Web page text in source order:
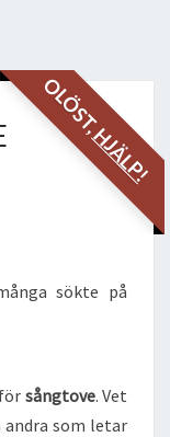
OLÖST,
HJÄLP!
sökte på
sångtove. Vet
andra som letar